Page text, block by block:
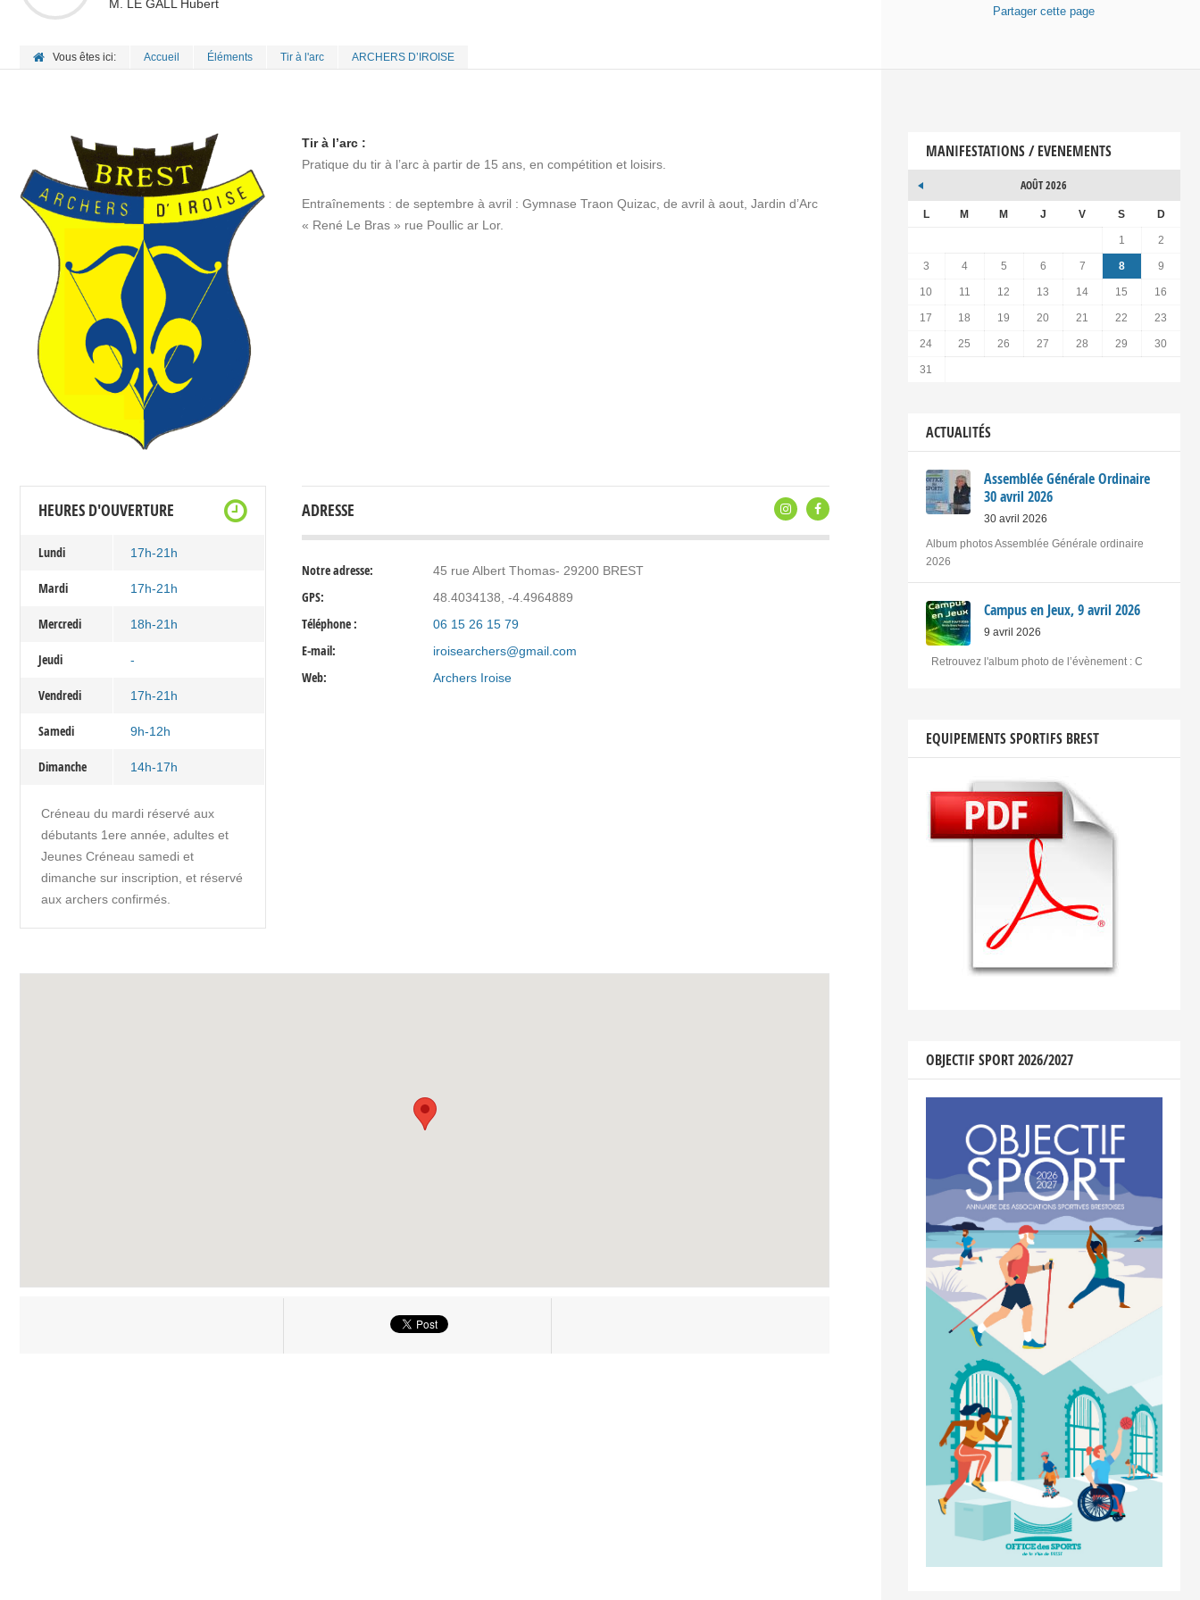
M. LE GALL Hubert
Vous êtes ici: Accueil Éléments Tir à l'arc ARCHERS D’IROISE
Partager cette page
Tir à l’arc :
Pratique du tir à l’arc à partir de 15 ans, en compétition et loisirs.
Entraînements : de septembre à avril : Gymnase Traon Quizac, de avril à aout, Jardin d’Arc
« René Le Bras » rue Poullic ar Lor.
HEURES D'OUVERTURE
Lundi 17h-21h
Mardi 17h-21h
Mercredi 18h-21h
Jeudi -
Vendredi 17h-21h
Samedi 9h-12h
Dimanche 14h-17h
Créneau du mardi réservé aux
débutants 1ere année, adultes et
Jeunes Créneau samedi et
dimanche sur inscription, et réservé
aux archers confirmés.
ADRESSE
Notre adresse: 45 rue Albert Thomas- 29200 BREST
GPS: 48.4034138, -4.4964889
Téléphone : 06 15 26 15 79
E-mail: iroisearchers@gmail.com
Web: Archers Iroise
MANIFESTATIONS / EVENEMENTS
AOÛT 2026
L M M J V S D
1 2
3 4 5 6 7 8 9
10 11 12 13 14 15 16
17 18 19 20 21 22 23
24 25 26 27 28 29 30
31
ACTUALITÉS
Assemblée Générale Ordinaire
30 avril 2026
30 avril 2026
Album photos Assemblée Générale ordinaire
2026
Campus en Jeux, 9 avril 2026
9 avril 2026
Retrouvez l'album photo de l’évènement : C
EQUIPEMENTS SPORTIFS BREST
OBJECTIF SPORT 2026/2027